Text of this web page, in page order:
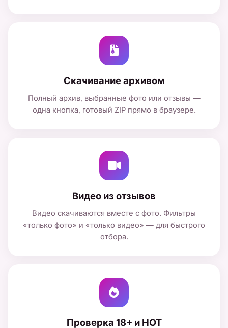
Скачивание архивом
Полный архив, выбранные фото или отзывы —
одна кнопка, готовый ZIP прямо в браузере.
Видео из отзывов
Видео скачиваются вместе с фото. Фильтры
«только фото» и «только видео» — для быстрого
отбора.
Проверка 18+ и HOT